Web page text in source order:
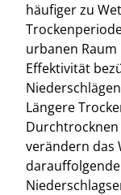
häufiger zu
urbanen
Effektivität
Längere
verändern das